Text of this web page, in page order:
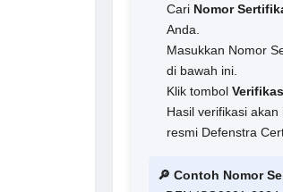
Cari Nomor
Anda.
Masukkan Nomor
di bawah ini.
Klik tombol
Hasil verifikasi
resmi Defenstra
🔎 Contoh Nomor